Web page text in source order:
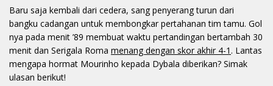
Baru saja kembali dari cedera, sang penyerang turun dari
bangku cadangan untuk membongkar pertahanan tim tamu. Gol
nya pada menit ’89 membuat waktu pertandingan bertambah 30
menit dan Serigala Roma menang dengan skor akhir 4-1 . Lantas
mengapa hormat Mourinho kepada Dybala diberikan? Simak
ulasan berikut!